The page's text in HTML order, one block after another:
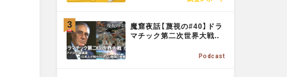
o
魔窟夜話【蔑視の#40】ドラ
マチック第二次世界大戦..
Podcast
M
O